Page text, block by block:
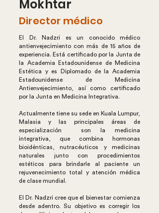
Mokhtar
Director médico
El Dr. Nadzri es un conocido médico
antienvejecimiento con más de 15 años de
experiencia. Está certificado por la Junta de
la Academia Estadounidense de Medicina
Estética y es Diplomado de la Academia
Estadounidense de Medicina
Antienvejecimiento, así como certificado
por la Junta en Medicina Integrativa.
Actualmente tiene su sede en Kuala Lumpur,
Malasia y las principales áreas de
especialización son la medicina
integrativa, que combina hormonas
bioidénticas, nutracéuticos y medicinas
naturales junto con procedimientos
estéticos para brindarle al paciente un
rejuvenecimiento total y atención médica
de clase mundial.
El Dr. Nadzri cree que el bienestar comienza
desde adentro. Su objetivo es corregir los